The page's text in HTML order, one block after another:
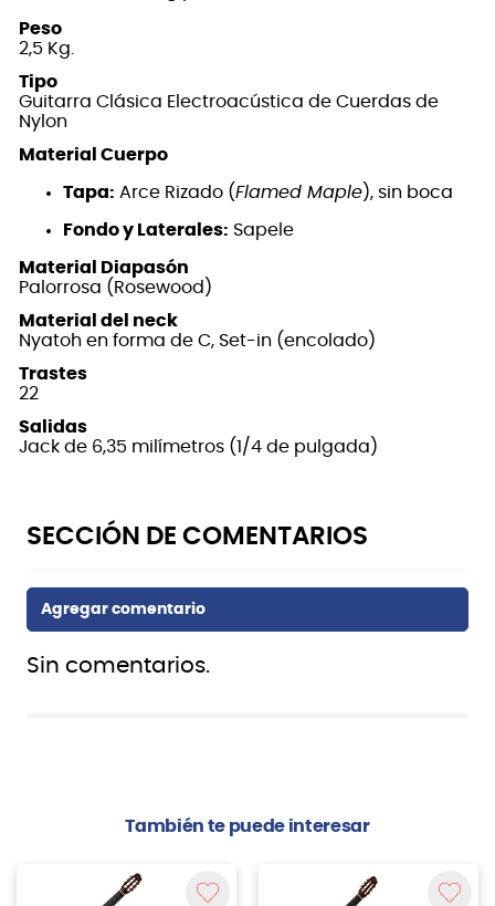
Peso
2,5 Kg.
Tipo
Guitarra Clásica Electroacústica de Cuerdas de
Nylon
Material Cuerpo
Tapa: Arce Rizado (Flamed Maple), sin boca
Fondo y Laterales: Sapele
Material Diapasón
Palorrosa (Rosewood)
Material del neck
Nyatoh en forma de C, Set-in (encolado)
Trastes
22
Salidas
Jack de 6,35 milímetros (1/4 de pulgada)
Sin comentarios.
También te puede interesar